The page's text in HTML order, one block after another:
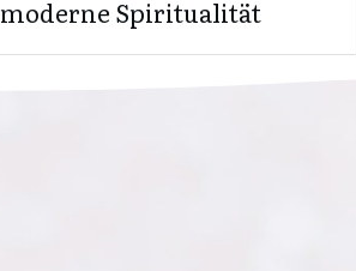
moderne Spiritualität